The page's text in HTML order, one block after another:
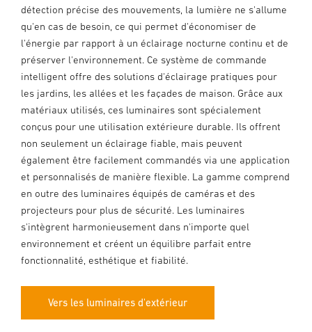
détection précise des mouvements, la lumière ne s'allume
qu'en cas de besoin, ce qui permet d'économiser de
l'énergie par rapport à un éclairage nocturne continu et de
préserver l'environnement. Ce système de commande
intelligent offre des solutions d'éclairage pratiques pour
les jardins, les allées et les façades de maison. Grâce aux
matériaux utilisés, ces luminaires sont spécialement
conçus pour une utilisation extérieure durable. Ils offrent
non seulement un éclairage fiable, mais peuvent
également être facilement commandés via une application
et personnalisés de manière flexible. La gamme comprend
en outre des luminaires équipés de caméras et des
projecteurs pour plus de sécurité. Les luminaires
s'intègrent harmonieusement dans n'importe quel
environnement et créent un équilibre parfait entre
fonctionnalité, esthétique et fiabilité.
Vers les luminaires d'extérieur